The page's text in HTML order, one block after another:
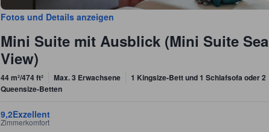
Fotos und Details anzeigen
Mini Suite mit Ausblick (Mini Suite Sea
View)
44 m²/474 ft² Max. 3 Erwachsene
1 Kingsize-Bett und 1 Schlafsofa oder 2
Queensize-Betten
9,2Exzellent
Zimmerkomfort